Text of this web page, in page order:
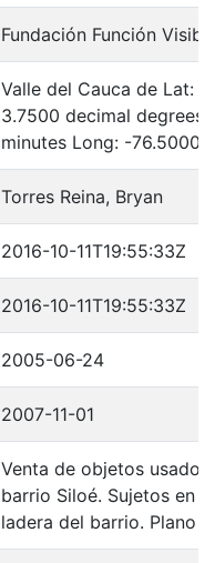
Fundación Función
Valle del Cauca de Lat:
3.7500 decimal degrees
minutes Long: -76.5000
Torres Reina, Bryan
2016-10-11T19:55:33Z
2016-10-11T19:55:33Z
2005-06-24
2007-11-01
Venta de objetos
barrio Siloé. Sujetos en
ladera del barrio. Plano